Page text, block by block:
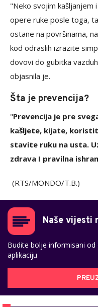
"Neko svojim kašljanjem
opere ruke posle toga,
ostane na površinama,
kod odraslih izrazite
dovovi do gubitka
objasnila je.
Šta je prevencija?
"Prevencija je pre
kašljete, kijate,
stavite ruku na usta.
zdrava I pravilna
(RTS/MONDO/T.B.)
Naše vijesti
Budite bolje informisani
aplikaciju